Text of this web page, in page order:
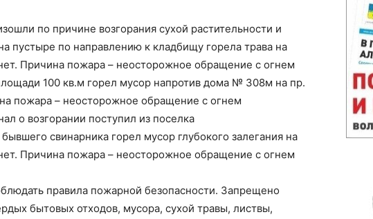
по причине возгорания сухой растительности и
пустыре по направлению к кладбищу горела трава на
Причина пожара – неосторожное обращение с огнем
100 кв.м горел мусор напротив дома № 308м на пр.
пожара – неосторожное обращение с огнем
о возгорании поступил из поселка
свинарника горел мусор глубокого залегания на
Причина пожара – неосторожное обращение с огнем
правила пожарной безопасности. Запрещено
бытовых отходов, мусора, сухой травы, листвы,